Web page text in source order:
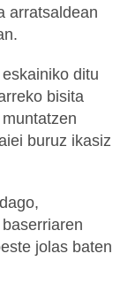
arratsaldean
.
ditu
bisita
buruz ikasiz
jolas baten